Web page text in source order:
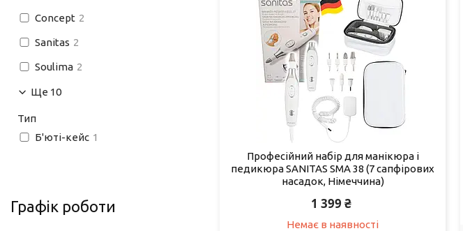
Професійний набір для манікюра і
педикюра SANITAS SMA 38 (7 сапфірових
насадок, Німеччина)
1 399 ₴
Немає в наявності
Concept 2
Sanitas 2
Soulima 2
Ще 10
Тип
Б'юті-кейс 1
Графік роботи